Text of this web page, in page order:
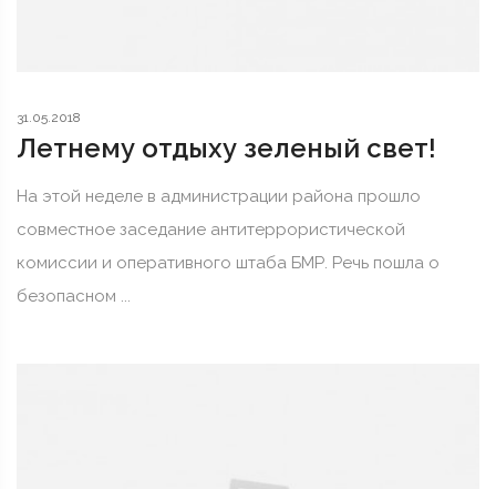
31.05.2018
Летнему отдыху зеленый свет!
На этой неделе в администрации района прошло
совместное заседание антитеррористической
комиссии и оперативного штаба БМР. Речь пошла о
безопасном ...